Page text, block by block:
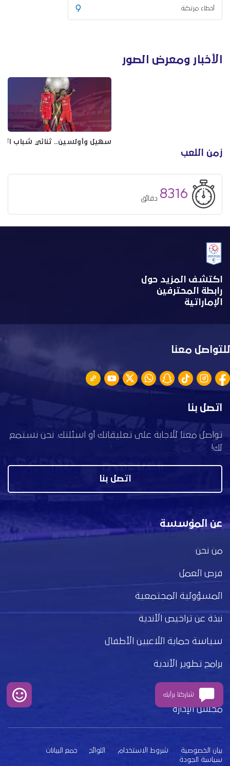
زمن اللعب
8316 دقائق
أخطاء مرتكبة 9
الأخبار ومعرض الصور
سهيل وأولسين.. ثنائي شباب
اكتشف المزيد حول
رابطة المحترفين
الإماراتية
للتواصل معنا
اتصل بنا
تواصل معنا للاجابة على تعليقاتك أو اسئلتك. نحن نستمع
لك!
اتصل بنا
عن المؤسسة
من نحن
فرص العمل
المسؤولية المجتمعية
نبذة عن تراخيص الأندية
سياسة حماية اللاعبين الأطفال
برامج تطوير الأندية
كلمة الرئيس
مجلس الإدارة
بيان الخصوصية شروط الاستخدام اللوائح
جمع البيانات
سياسة الجودة
شاركنا برأيك